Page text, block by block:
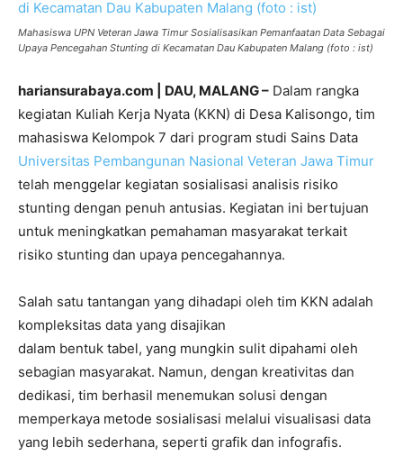
Mahasiswa UPN Veteran Jawa Timur Sosialisasikan Pemanfaatan Data Sebagai
Upaya Pencegahan Stunting di Kecamatan Dau Kabupaten Malang (foto : ist)
hariansurabaya.com | DAU, MALANG – Dalam rangka
kegiatan Kuliah Kerja Nyata (KKN) di Desa Kalisongo, tim
mahasiswa Kelompok 7 dari program studi Sains Data
Universitas Pembangunan Nasional Veteran Jawa Timur
telah menggelar kegiatan sosialisasi analisis risiko
stunting dengan penuh antusias. Kegiatan ini bertujuan
untuk meningkatkan pemahaman masyarakat terkait
risiko stunting dan upaya pencegahannya.
Salah satu tantangan yang dihadapi oleh tim KKN adalah
kompleksitas data yang disajikan
dalam bentuk tabel, yang mungkin sulit dipahami oleh
sebagian masyarakat. Namun, dengan kreativitas dan
dedikasi, tim berhasil menemukan solusi dengan
memperkaya metode sosialisasi melalui visualisasi data
yang lebih sederhana, seperti grafik dan infografis.